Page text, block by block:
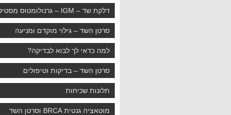
דלקת שד – IGM – גרנולומטוס מסטיטיס
סרטן השד – גילוי מוקדם ומניעה
למה כדאי לך לבוא לבדיקה?
סרטן השד – בדיקות וטיפולים
תלונות שכיחות
מוטאציה גנטית BRCA וסרטן השד